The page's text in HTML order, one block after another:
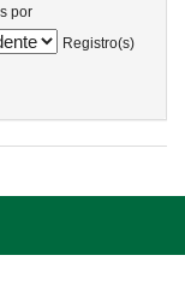
por
Registro(s)